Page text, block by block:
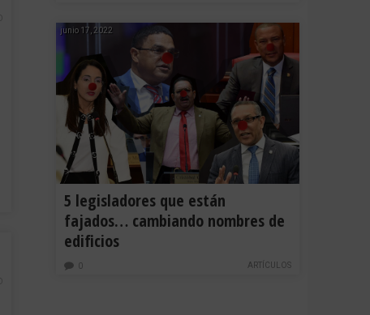
junio 17, 2022
5 legisladores que están
fajados… cambiando nombres de
edificios
ARTÍCULOS
0